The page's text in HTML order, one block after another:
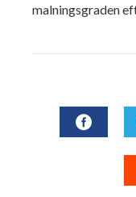
malningsgraden